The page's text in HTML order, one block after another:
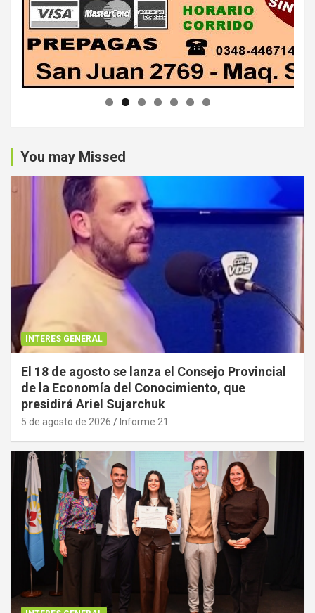
You may Missed
INTERES GENERAL
El 18 de agosto se lanza el Consejo Provincial
de la Economía del Conocimiento, que
presidirá Ariel Sujarchuk
5 de agosto de 2026 Informe 21